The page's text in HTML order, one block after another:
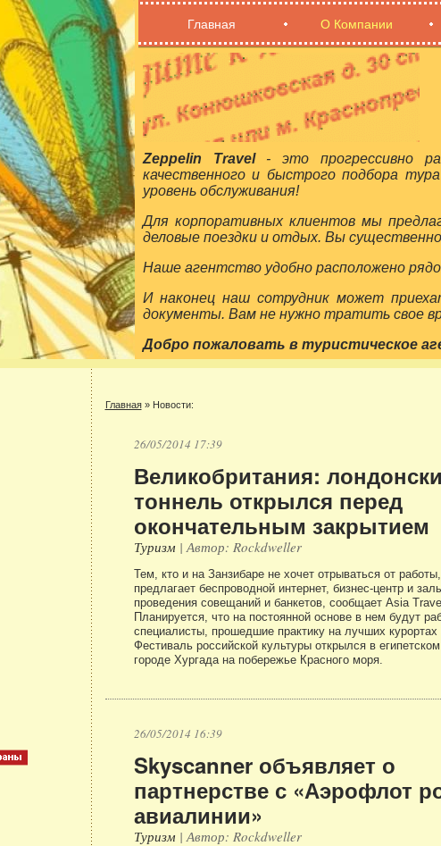
Главная О Компании
Zeppelin Travel- это прогрессивно
качественного и быстрого подбора
уровень обслуживания!
Для корпоративных клиентов мы
деловые поездки и отдых. Вы
Наше агентство удобно расположено
И наконец наш сотрудник может
документы. Вам не нужно тратить свое
Добро пожаловать в туристическое
Главная» Новости:
26/05/2014 17:39
Великобритания:
тоннель открылся перед
окончательным закрытием
Туризм | Автор: Rockdweller
Тем, кто и на Занзибаре не хочет отрываться от
предлагает беспроводной интернет, бизнес-центр и
проведения совещаний и банкетов, сообщает Asia
Планируется, что на постоянной основе в нем будут
специалисты, прошедшие практику на лучших
Фестиваль российской культуры открылся в
городе Хургада на побережье Красного моря.
26/05/2014 16:39
Skyscanner объявляет о
партнерстве с «Аэрофлот
авиалинии»
Туризм | Автор: Rockdweller